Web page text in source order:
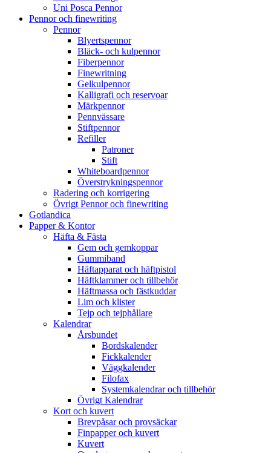
Uni Posca Pennor
Pennor och finewriting
Pennor
Blyertspennor
Bläck- och kulpennor
Fiberpennor
Finewritning
Gelkulpennor
Kalligrafi och reservoar
Märkpennor
Pennvässare
Stiftpennor
Refiller
Patroner
Stift
Whiteboardpennor
Överstrykningspennor
Radering och korrigering
Övrigt Pennor och finewriting
Gotlandica
Papper & Kontor
Häfta & Fästa
Gem och gemkoppar
Gummiband
Häftapparat och häftpistol
Häftklammer och tillbehör
Häftmassa och fästkuddar
Lim och klister
Tejp och tejphållare
Kalendrar
Årsbundet
Bordskalender
Fickkalender
Väggkalender
Filofax
Systemkalendrar och tillbehör
Övrigt Kalendrar
Kort och kuvert
Brevpåsar och provsäckar
Finpapper och kuvert
Kuvert